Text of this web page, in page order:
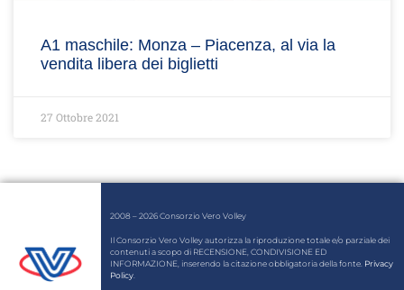
A1 maschile: Monza – Piacenza, al via la
vendita libera dei biglietti
27 Ottobre 2021
2008 – 2026 Consorzio Vero Volley
Il Consorzio Vero Volley autorizza la riproduzione totale e/o parziale dei
contenuti a scopo di RECENSIONE, CONDIVISIONE ED
INFORMAZIONE, inserendo la citazione obbligatoria della fonte. Privacy
Policy.